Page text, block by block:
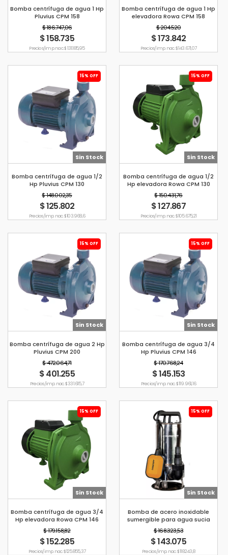
Bomba centrífuga de agua 1 Hp
Pluvius CPM 158
$ 186.747,06
$ 158.735
Precio s/imp. nac. $ 131.185,95
Bomba centrífuga de agua 1 Hp
elevadora Rowa CPM 158
$ 204.520
$ 173.842
Precio s/imp. nac. $ 143.671,07
15% OFF
Sin Stock
Bomba centrífuga de agua 1/2
Hp Pluvius CPM 130
$ 148.002,35
$ 125.802
Precio s/imp. nac. $ 103.968,6
15% OFF
Sin Stock
Bomba centrífuga de agua 1/2
Hp elevadora Rowa CPM 130
$ 150.431,76
$ 127.867
Precio s/imp. nac. $ 105.675,21
15% OFF
Sin Stock
Bomba centrífuga de agua 2 Hp
Pluvius CPM 200
$ 472.064,71
$ 401.255
Precio s/imp. nac. $ 331.615,7
15% OFF
Sin Stock
Bomba centrífuga de agua 3/4
Hp Pluvius CPM 146
$ 170.768,24
$ 145.153
Precio s/imp. nac. $ 119.961,16
15% OFF
Sin Stock
Bomba centrífuga de agua 3/4
Hp elevadora Rowa CPM 146
$ 179.158,82
$ 152.285
Precio s/imp. nac. $ 125.855,37
15% OFF
Sin Stock
Bomba de acero inoxidable
sumergible para agua sucia
Lusqtoff 750 W
$ 168.323,53
$ 143.075
Precio s/imp. nac. $ 118.243,8